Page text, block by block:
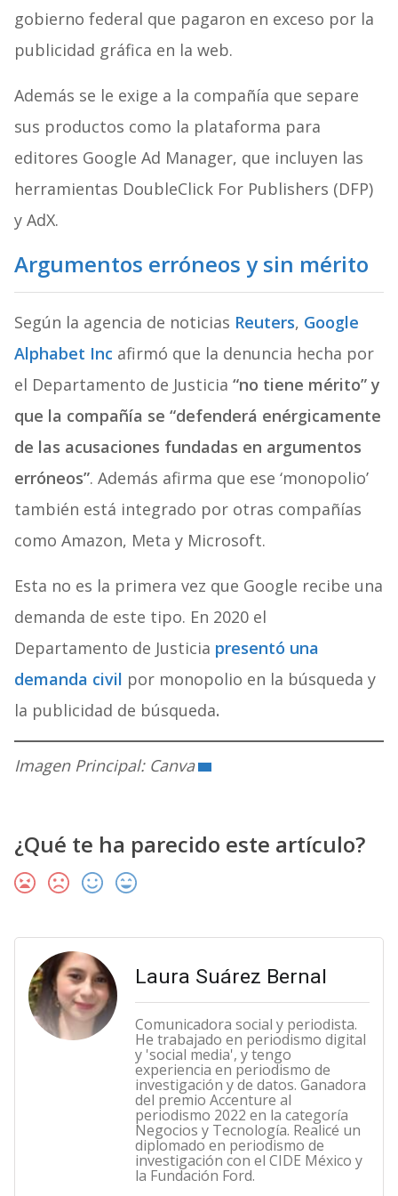
gobierno federal que pagaron en exceso por la
publicidad gráfica en la web.
Además se le exige a la compañía que separe
sus productos como la plataforma para
editores Google Ad Manager, que incluyen las
herramientas DoubleClick For Publishers (DFP)
y AdX.
Argumentos erróneos y sin mérito
Según la agencia de noticias Reuters, Google
Alphabet Inc afirmó que la denuncia hecha por
el Departamento de Justicia “no tiene mérito” y
que la compañía se “defenderá enérgicamente
de las acusaciones fundadas en argumentos
erróneos”. Además afirma que ese ‘monopolio’
también está integrado por otras compañías
como Amazon, Meta y Microsoft.
Esta no es la primera vez que Google recibe una
demanda de este tipo. En 2020 el
Departamento de Justicia presentó una
demanda civil por monopolio en la búsqueda y
la publicidad de búsqueda.
Imagen Principal: Canva
¿Qué te ha parecido este artículo?
Laura Suárez Bernal
Comunicadora social y periodista.
He trabajado en periodismo digital
y 'social media', y tengo
experiencia en periodismo de
investigación y de datos. Ganadora
del premio Accenture al
periodismo 2022 en la categoría
Negocios y Tecnología. Realicé un
diplomado en periodismo de
investigación con el CIDE México y
la Fundación Ford.